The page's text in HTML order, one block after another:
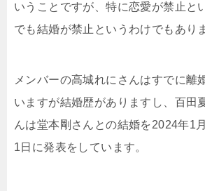
いうことですが、特に恋愛が禁止と
でも結婚が禁止というわけでもあり
メンバーの高城れにさんはすでに離
いますが結婚歴がありますし、百田
んは堂本剛さんとの結婚を2024年1
1日に発表をしています。